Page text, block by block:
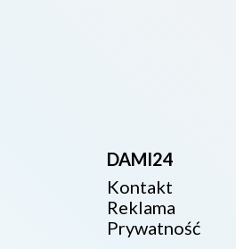
DAMI24
Kontakt
Reklama
Prywatność